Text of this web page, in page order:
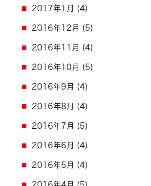
2017年1月 (4)
2016年12月 (5)
2016年11月 (4)
2016年10月 (5)
2016年9月 (4)
2016年8月 (4)
2016年7月 (5)
2016年6月 (4)
2016年5月 (4)